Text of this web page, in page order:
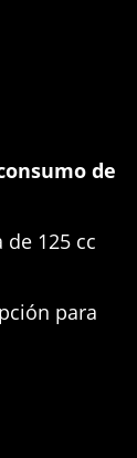
de
125 cc
para